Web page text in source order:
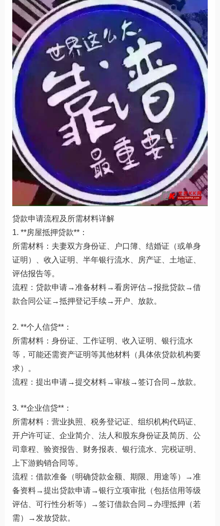
贷款申请流程及所需材料详解
1. **房屋抵押贷款**：
所需材料：夫妻双方身份证、户口簿、结婚证（或单身
证明）、收入证明、半年银行流水、房产证、土地证、
评估报告等。
流程：贷款申请→准备材料→看房评估→报批贷款→借
款合同公证→抵押登记手续→开户、放款。
2. **个人信贷**：
所需材料：身份证、工作证明、收入证明、银行流水
等，可能还需资产证明等其他材料（具体依贷款机构要
求）。
流程：提出申请→提交材料→审核→签订合同→放款。
3. **企业信贷**：
所需材料：营业执照、税务登记证、组织机构代码证、
开户许可证、企业简介、法人和股东身份证及简历、公
司章程、验资报告、财务报表、银行流水、完税证明、
上下游购销合同等。
流程：借款准备（明确贷款金额、期限、用途等）→准
备资料→提出贷款申请→银行立项审批（包括信用等级
评估、可行性分析等）→签订借款合同→办理抵押（若
需）→发放贷款。